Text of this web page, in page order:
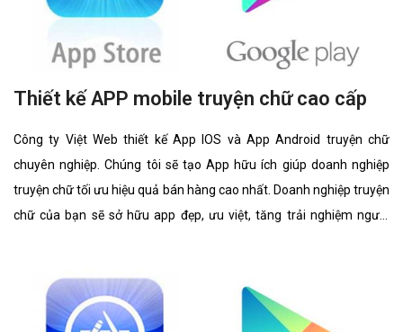
Thiết kế APP mobile truyện chữ cao cấp
Công ty Việt Web thiết kế App IOS và App Android truyện chữ
chuyên nghiệp. Chúng tôi sẽ tạo App hữu ích giúp doanh nghiệp
truyện chữ tối ưu hiệu quả bán hàng cao nhất. Doanh nghiệp truyện
chữ của bạn sẽ sở hữu app đẹp, ưu việt, tăng trải nghiệm người